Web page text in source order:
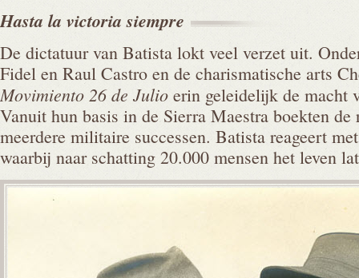
Hasta la victoriasiempre
De dictatuur van Batista lokt veel verzet uit.
Fidel en Raul Castro en de charismatische arts
Movimiento 26 de Julio erin geleidelijk de macht
Vanuit hun basis in de Sierra Maestra boekten de
meerdere militaire successen. Batista reageert
waarbij naar schatting 20.000 mensen het leven